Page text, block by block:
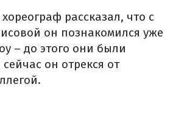
рассказал, что с
он познакомился уже
– до этого они были
он отрекся от